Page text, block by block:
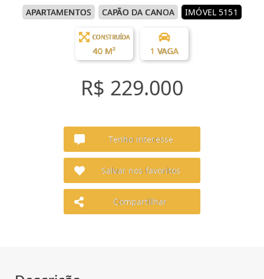
APARTAMENTOS CAPÃO DA CANOA IMÓVEL 5151
CONSTRUÍDA
40 M² 1 VAGA
R$ 229.000
Tenho interesse
Salvar nos favoritos
Compartilhar